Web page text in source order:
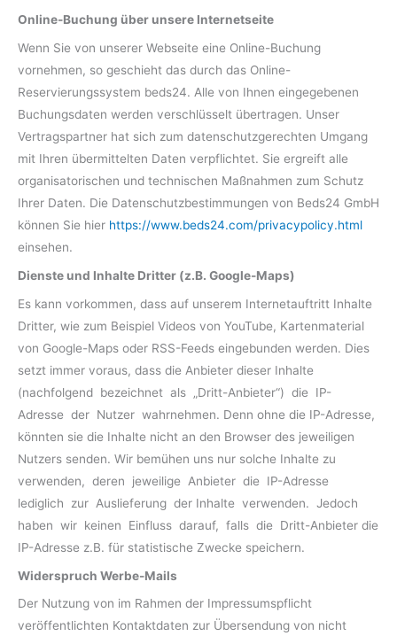
Online-Buchung über unsere Internetseite
Wenn Sie von unserer Webseite eine Online-Buchung
vornehmen, so geschieht das durch das Online-
Reservierungssystem beds24. Alle von Ihnen eingegebenen
Buchungsdaten werden verschlüsselt übertragen. Unser
Vertragspartner hat sich zum datenschutzgerechten Umgang
mit Ihren übermittelten Daten verpflichtet. Sie ergreift alle
organisatorischen und technischen Maßnahmen zum Schutz
Ihrer Daten. Die Datenschutzbestimmungen von Beds24 GmbH
können Sie hier https://www.beds24.com/privacypolicy.html
einsehen.
Dienste und Inhalte Dritter (z.B. Google-Maps)
Es kann vorkommen, dass auf unserem Internetauftritt Inhalte
Dritter, wie zum Beispiel Videos von YouTube, Kartenmaterial
von Google-Maps oder RSS-Feeds eingebunden werden. Dies
setzt immer voraus, dass die Anbieter dieser Inhalte
(nachfolgend bezeichnet als „Dritt-Anbieter“) die IP-
Adresse der Nutzer wahrnehmen. Denn ohne die IP-Adresse,
könnten sie die Inhalte nicht an den Browser des jeweiligen
Nutzers senden. Wir bemühen uns nur solche Inhalte zu
verwenden, deren jeweilige Anbieter die IP-Adresse
lediglich zur Auslieferung der Inhalte verwenden. Jedoch
haben wir keinen Einfluss darauf, falls die Dritt-Anbieter die
IP-Adresse z.B. für statistische Zwecke speichern.
Widerspruch Werbe-Mails
Der Nutzung von im Rahmen der Impressumspflicht
veröffentlichten Kontaktdaten zur Übersendung von nicht